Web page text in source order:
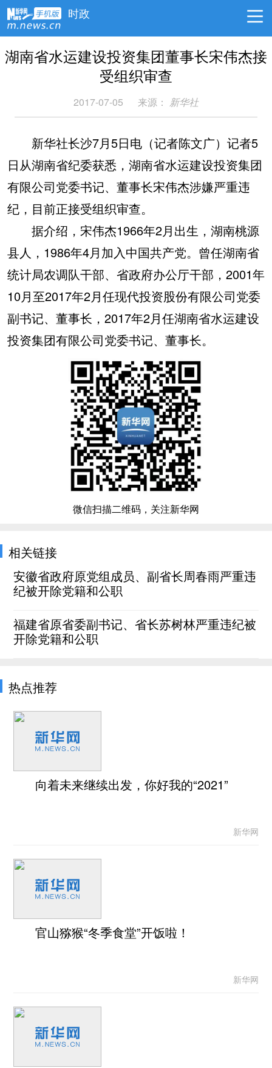
时政
湖南省水运建设投资集团董事长宋伟杰接
受组织审查
2017-07-05 来源： 新华社
新华社长沙7月5日电（记者陈文广）记者5
日从湖南省纪委获悉，湖南省水运建设投资集团
有限公司党委书记、董事长宋伟杰涉嫌严重违
纪，目前正接受组织审查。
据介绍，宋伟杰1966年2月出生，湖南桃源
县人，1986年4月加入中国共产党。曾任湖南省
统计局农调队干部、省政府办公厅干部，2001年
10月至2017年2月任现代投资股份有限公司党委
副书记、董事长，2017年2月任湖南省水运建设
投资集团有限公司党委书记、董事长。
微信扫描二维码，关注新华网
相关链接
安徽省政府原党组成员、副省长周春雨严重违
纪被开除党籍和公职
福建省原省委副书记、省长苏树林严重违纪被
开除党籍和公职
热点推荐
向着未来继续出发，你好我的“2021”
新华网
官山猕猴“冬季食堂”开饭啦！
新华网